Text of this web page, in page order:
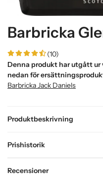
Barbricka
(10)
Denna produkt har utgått
nedan för
Barbricka Jack Daniels
Produktbeskrivning
Prishistorik
Recensioner